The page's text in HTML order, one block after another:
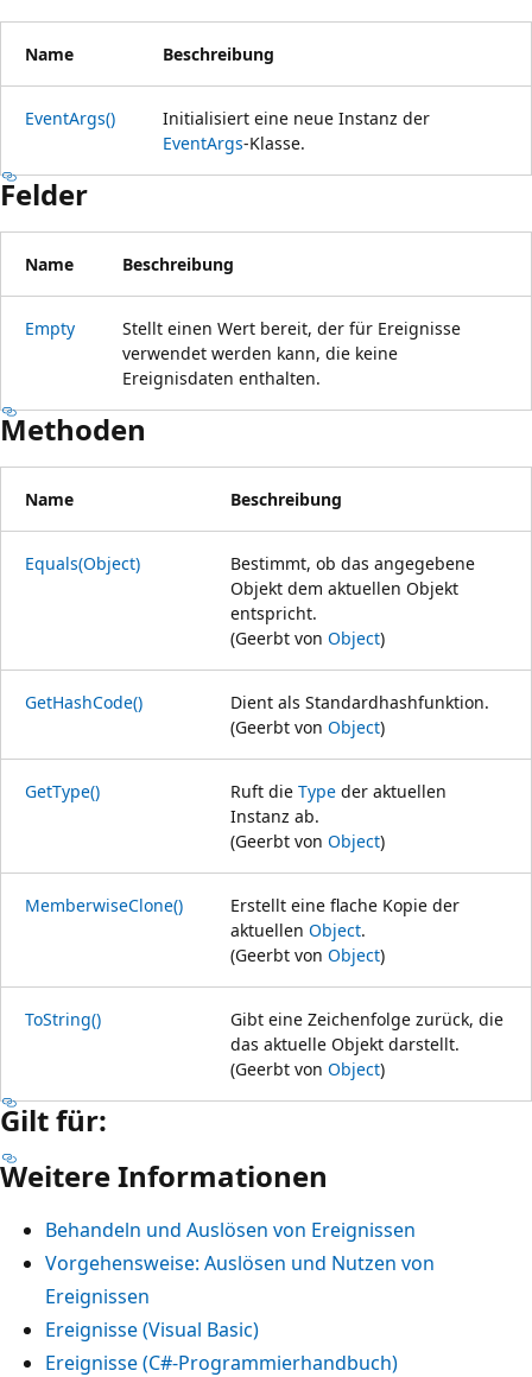
Name Beschreibung
EventArgs()
Initialisiert eine neue Instanz der
EventArgs-Klasse.
Felder
Name Beschreibung
Empty
Stellt einen Wert bereit, der für Ereignisse
verwendet werden kann, die keine
Ereignisdaten enthalten.
Methoden
Name Beschreibung
Equals(Object)
Bestimmt, ob das angegebene
Objekt dem aktuellen Objekt
entspricht.
(Geerbt von Object)
GetHashCode()
Dient als Standardhashfunktion.
(Geerbt von Object)
GetType() Ruft die Type der aktuellen
Instanz ab.
(Geerbt von Object)
MemberwiseClone()
Erstellt eine flache Kopie der
aktuellen Object.
(Geerbt von Object)
ToString()
Gibt eine Zeichenfolge zurück, die
das aktuelle Objekt darstellt.
(Geerbt von Object)
Gilt für:
Weitere Informationen
Behandeln und Auslösen von Ereignissen
Vorgehensweise: Auslösen und Nutzen von
Ereignissen
Ereignisse (Visual Basic)
Ereignisse (C#-Programmierhandbuch)